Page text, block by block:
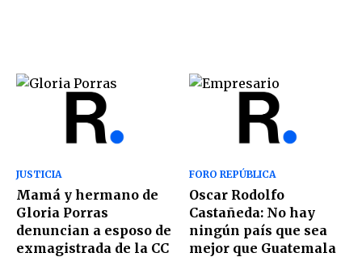
JUSTICIA
Mamá y hermano de
Gloria Porras
denuncian a esposo de
exmagistrada de la CC
FORO REPÚBLICA
Oscar Rodolfo
Castañeda: No hay
ningún país que sea
mejor que Guatemala